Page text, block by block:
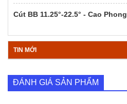
Cút BB 11.25°-22.5° - Cao Phong
TIN MỚI
ĐÁNH GIÁ SẢN PHẨM